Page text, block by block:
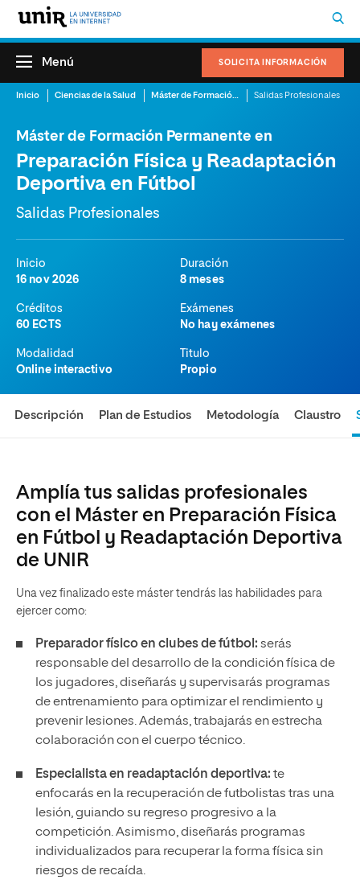
SOLICITA INFORMACIÓN
Menú
Inicio Ciencias de la Salud Máster de Formación Permanente en Preparación Física y Readaptación Deportiva en Fútbol Salidas Profesionales
Máster de Formación Permanente en
Preparación Física y Readaptación
Deportiva en Fútbol
Salidas Profesionales
Inicio
16 nov 2026
Duración
8 meses
Créditos
60 ECTS
Exámenes
No hay exámenes
Modalidad
Online interactivo
Titulo
Propio
Descripción Plan de Estudios Metodología Claustro
Amplía tus salidas profesionales
con el Máster en Preparación Física
en Fútbol y Readaptación Deportiva
de UNIR
Una vez finalizado este máster tendrás las habilidades para
ejercer como:
Preparador físico en clubes de fútbol: serás
responsable del desarrollo de la condición física de
los jugadores, diseñarás y supervisarás programas
de entrenamiento para optimizar el rendimiento y
prevenir lesiones. Además, trabajarás en estrecha
colaboración con el cuerpo técnico.
Especialista en readaptación deportiva: te
enfocarás en la recuperación de futbolistas tras una
lesión, guiando su regreso progresivo a la
competición. Asimismo, diseñarás programas
individualizados para recuperar la forma física sin
riesgos de recaída.